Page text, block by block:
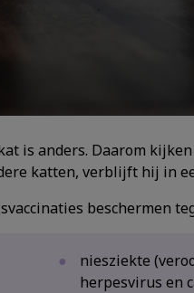
is anders. Daarom
katten, verblijft hij in
beschermen
niesziekte
herpesvirus en